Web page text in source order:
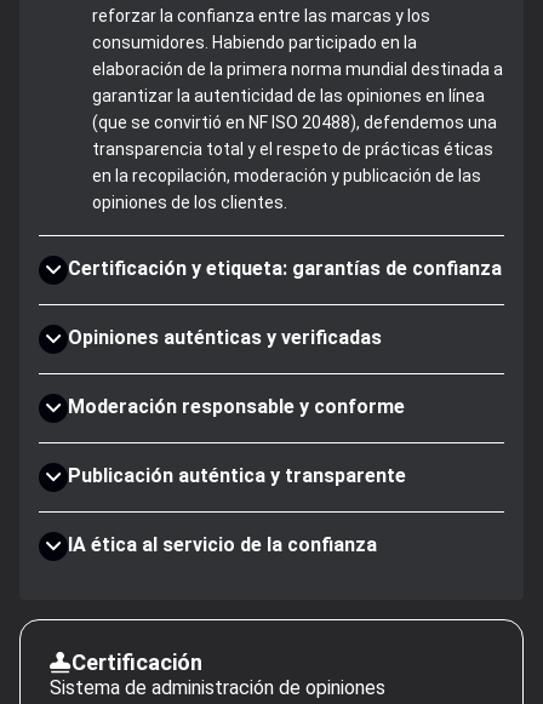
reforzar la confianza entre las marcas y los
consumidores. Habiendo participado en la
elaboración de la primera norma mundial destinada a
garantizar la autenticidad de las opiniones en línea
(que se convirtió en NF ISO 20488), defendemos una
transparencia total y el respeto de prácticas éticas
en la recopilación, moderación y publicación de las
opiniones de los clientes.
Certificación y etiqueta: garantías de confianza
Opiniones auténticas y verificadas
Moderación responsable y conforme
Publicación auténtica y transparente
IA ética al servicio de la confianza
Certificación
Sistema de administración de opiniones